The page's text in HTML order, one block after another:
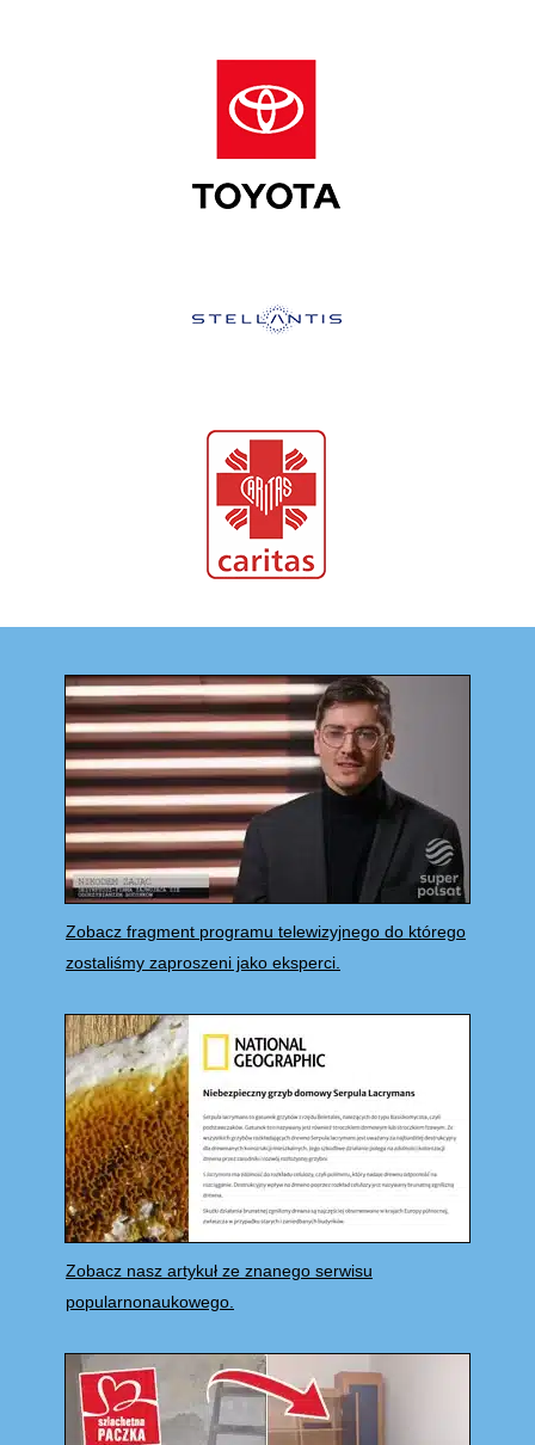
Zobacz fragment programu telewizyjnego do którego
zostaliśmy zaproszeni jako eksperci.
Zobacz nasz artykuł ze znanego serwisu
popularnonaukowego.